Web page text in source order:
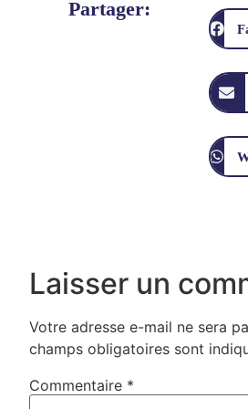
Partager:
Laisser un
Votre adresse e-mail ne sera
champs obligatoires sont
Commentaire *